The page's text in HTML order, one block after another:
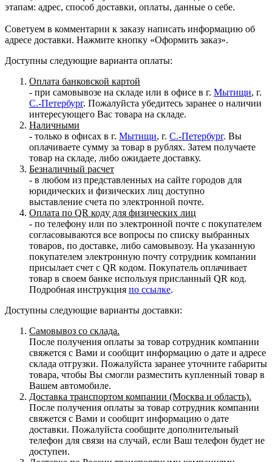
этапам: адрес, способ доставки, оплаты, данные о себе.
Советуем в комментарии к заказу написать информацию об
адресе доставки. Нажмите кнопку «Оформить заказ».
Доступны следующие варианта оплаты:
Оплата банковской картой
- при самовывозе на складе или в офисе в г. Мытищи, г.
С.-Петербург. Пожалуйста убедитесь заранее о наличии
интересующего Вас товара на складе.
Наличными
- только в офисах в г. Мытищи, г. С.-Петербург. Вы
оплачиваете сумму за товар в рублях. Затем получаете
товар на складе, либо ожидаете доставку.
Безналичный расчет
- в любом из представленных на сайте городов для
юридических и физических лиц доступно
выставление счета по электронной почте.
Оплата по QR коду для физических лиц
- по телефону или по электронной почте с покупателем
согласовываются все вопросы по списку выбранных
товаров, по доставке, либо самовывозу. На указанную
покупателем электронную почту сотрудник компании
присылает счет с QR кодом. Покупатель оплачивает
товар в своем банке используя присланный QR код.
Подробная инструкция по ссылке.
Доступны следующие варианты доставки:
Самовывоз со склада.
После получения оплаты за товар сотрудник компании
свяжется с Вами и сообщит информацию о дате и адресе
склада отгрузки. Пожалуйста заранее уточните габариты
товара, чтобы Вы смогли разместить купленный товар в
Вашем автомобиле.
Доставка транспортом компании (Москва и область).
После получения оплаты за товар сотрудник компании
свяжется с Вами и сообщит информацию о дате
доставки. Пожалуйста сообщите дополнительный
телефон для связи на случай, если Ваш телефон будет не
доступен.